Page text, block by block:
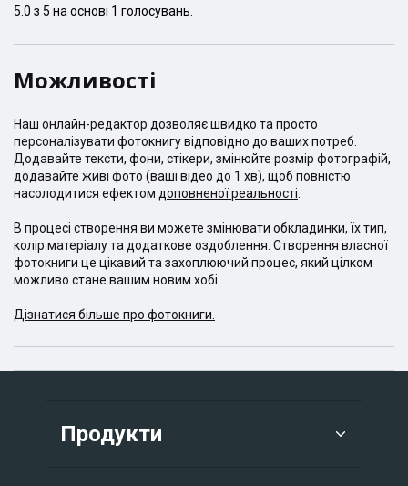
5.0 з 5 на основі 1 голосувань.
Можливості
Наш онлайн-редактор дозволяє швидко та просто
персоналізувати фотокнигу відповідно до ваших потреб.
Додавайте тексти, фони, стікери, змінюйте розмір фотографій,
додавайте живі фото (ваші відео до 1 хв), щоб повністю
насолодитися ефектом доповненої реальності
В процесі створення ви можете змінювати обкладинки, їх тип,
колір матеріалу та додаткове оздоблення. Створення власної
фотокниги це цікавий та захоплюючий процес, який цілком
можливо стане вашим новим хобі.
Дізнатися більше про фотокниги.
Продукти